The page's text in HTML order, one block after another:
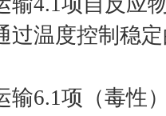
温度控制稳
6.1项（毒性